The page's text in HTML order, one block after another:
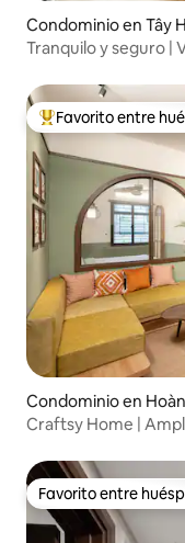
Condominio en Tây
Tranquilo y seguro |
De los mejores en
Favorito entre
Condominio en
Craftsy Home |
Favorito entre
Favorito entre